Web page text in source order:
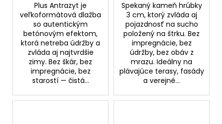
Plus Antrazyt je
veľkoformátová dlažba
so autentickým
betónovým efektom,
ktorá netreba údržby a
zvláda aj najtvrdšie
zimy. Bez škár, bez
impregnácie, bez
starostí — čistá...
Spekaný kameň hrúbky
3 cm, ktorý zvláda aj
pojazdnosť na sucho
položený na štrku. Bez
impregnácie, bez
údržby, bez obáv z
mrazu. Ideálny na
plávajúce terasy, fasády
a verejné...